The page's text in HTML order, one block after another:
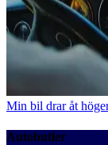
Min bil drar åt
Autobutler